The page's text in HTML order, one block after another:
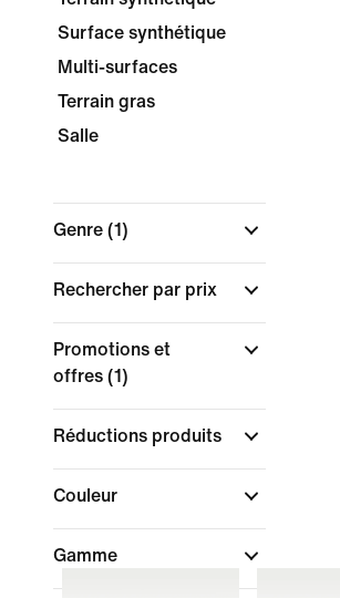
Surface synthétique
Multi-surfaces
Terrain gras
Salle
Genre (1)
Rechercher par prix
Promotions et
offres (1)
Réductions produits
Couleur
Gamme